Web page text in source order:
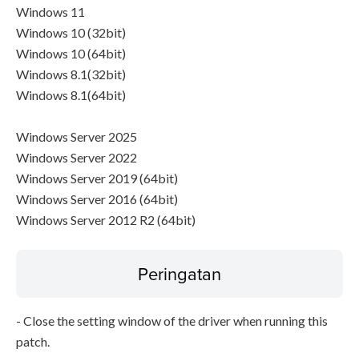
Windows 11
Windows 10 (32bit)
Windows 10 (64bit)
Windows 8.1(32bit)
Windows 8.1(64bit)
Windows Server 2025
Windows Server 2022
Windows Server 2019 (64bit)
Windows Server 2016 (64bit)
Windows Server 2012 R2 (64bit)
Peringatan
- Close the setting window of the driver when running this
patch.